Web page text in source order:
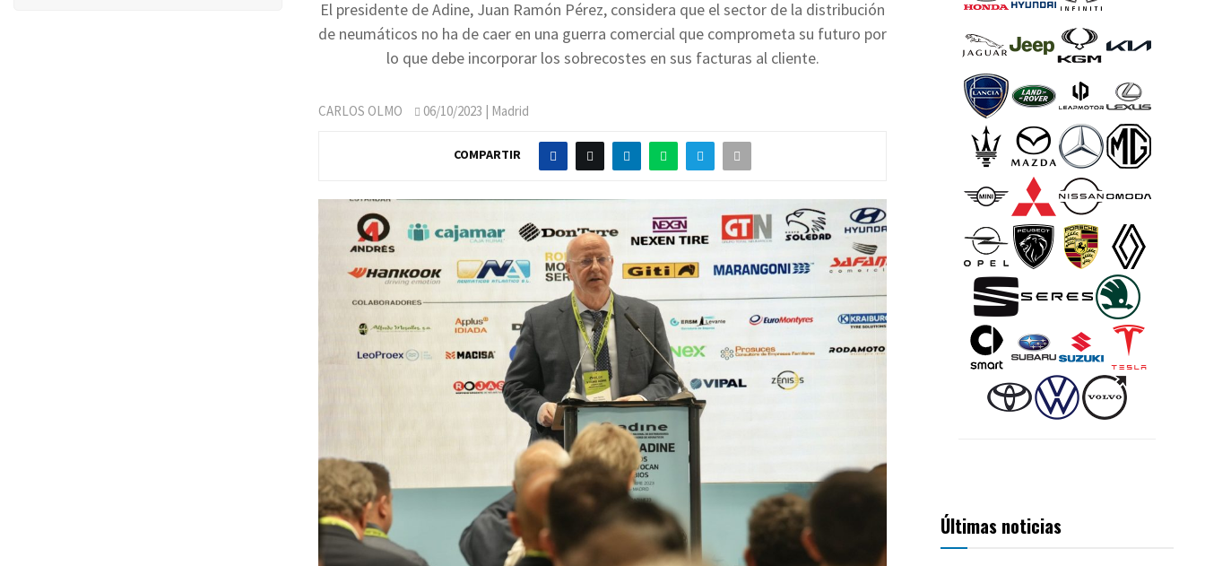
El presidente de Adine, Juan Ramón Pérez, considera que el sector de la distribución
de neumáticos no ha de caer en una guerra comercial que comprometa su futuro por
lo que debe incorporar los sobrecostes en sus facturas al cliente.
CARLOS OLMO 06/10/2023 | Madrid
COMPARTIR
Últimas noticias